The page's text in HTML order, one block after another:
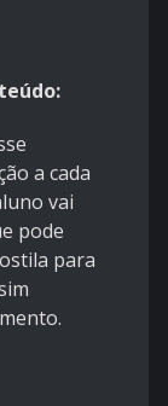
a cada
vai
pode
para